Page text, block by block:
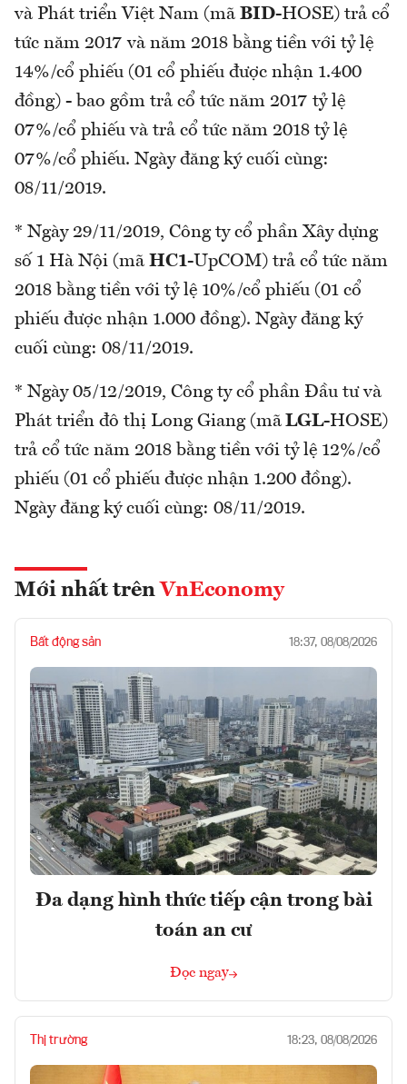
và Phát triển Việt Nam (mã BID-HOSE) trả cổ
tức năm 2017 và năm 2018 bằng tiền với tỷ lệ
14%/cổ phiếu (01 cổ phiếu được nhận 1.400
đồng) - bao gồm trả cổ tức năm 2017 tỷ lệ
07%/cổ phiếu và trả cổ tức năm 2018 tỷ lệ
07%/cổ phiếu. Ngày đăng ký cuối cùng:
08/11/2019.
* Ngày 29/11/2019, Công ty cổ phần Xây dựng
số 1 Hà Nội (mã HC1-UpCOM) trả cổ tức năm
2018 bằng tiền với tỷ lệ 10%/cổ phiếu (01 cổ
phiếu được nhận 1.000 đồng). Ngày đăng ký
cuối cùng: 08/11/2019.
* Ngày 05/12/2019, Công ty cổ phần Đầu tư và
Phát triển đô thị Long Giang (mã LGL-HOSE)
trả cổ tức năm 2018 bằng tiền với tỷ lệ 12%/cổ
phiếu (01 cổ phiếu được nhận 1.200 đồng).
Ngày đăng ký cuối cùng: 08/11/2019.
Mới nhất trên VnEconomy
Bất động sản 18:37, 08/08/2026
Đa dạng hình thức tiếp cận trong bài
toán an cư
Đọc ngay
Thị trường 18:23, 08/08/2026